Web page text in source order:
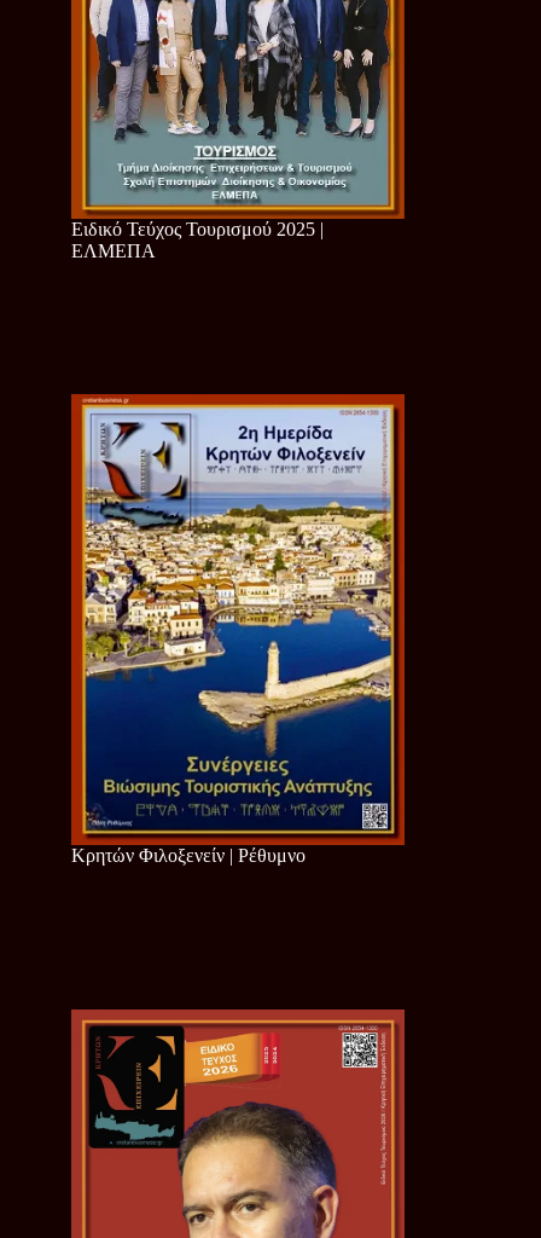
Ειδικό Τεύχος Τουρισμού 2025 |
ΕΛΜΕΠΑ
Κρητών Φιλοξενείν | Ρέθυμνο